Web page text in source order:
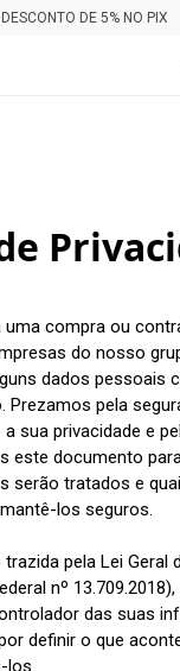
DESCONTO DE 5% NO PIX
uma compra ou
do nosso
dados pessoais
Prezamos pela
sua privacidade e
este documento
serão tratados e
pela Lei Geral
nº
das suas
definir o que
los.